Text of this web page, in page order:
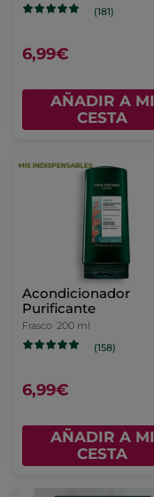
(181)
6,99€
AÑADIR A MI
CESTA
Acondicionador
Purificante
Frasco 200 ml
(158)
6,99€
AÑADIR A MI
CESTA